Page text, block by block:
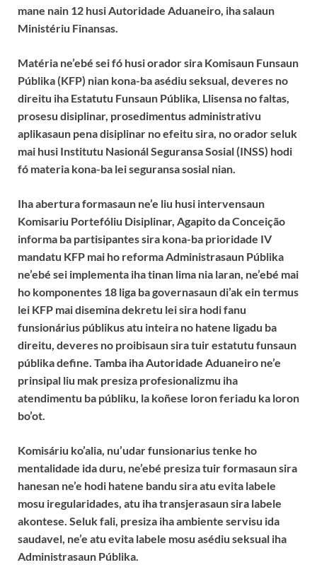
mane nain 12 husi Autoridade Aduaneiro, iha salaun
Ministériu Finansas.
Matéria ne’ebé sei fó husi orador sira Komisaun Funsaun
Públika (KFP) nian kona-ba asédiu seksual, deveres no
direitu iha Estatutu Funsaun Públika, Llisensa no faltas,
prosesu disiplinar, prosedimentus administrativu
aplikasaun pena disiplinar no efeitu sira, no orador seluk
mai husi Institutu Nasionál Seguransa Sosial (INSS) hodi
fó materia kona-ba lei seguransa sosial nian.
Iha abertura formasaun ne’e liu husi intervensaun
Komisariu Portefóliu Disiplinar, Agapito da Conceição
informa ba partisipantes sira kona-ba prioridade IV
mandatu KFP mai ho reforma Administrasaun Públika
ne’ebé sei implementa iha tinan lima nia laran, ne’ebé mai
ho komponentes 18 liga ba governasaun di’ak ein termus
lei KFP mai disemina dekretu lei sira hodi fanu
funsionárius públikus atu inteira no hatene ligadu ba
direitu, deveres no proibisaun sira tuir estatutu funsaun
públika define. Tamba iha Autoridade Aduaneiro ne’e
prinsipal liu mak presiza profesionalizmu iha
atendimentu ba públiku, la koñese loron feriadu ka loron
bo’ot.
Komisáriu ko’alia, nu’udar funsionarius tenke ho
mentalidade ida duru, ne’ebé presiza tuir formasaun sira
hanesan ne’e hodi hatene bandu sira atu evita labele
mosu iregularidades, atu iha transjerasaun sira labele
akontese. Seluk fali, presiza iha ambiente servisu ida
saudavel, ne’e atu evita labele mosu asédiu seksual iha
Administrasaun Públika.